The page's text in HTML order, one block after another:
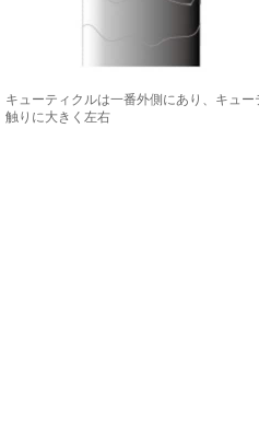
キューティクルは一番外側にあり、キュ
触りに大きく左右